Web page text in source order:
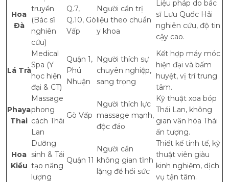
Hoa
Đà
truyền
(Bác sĩ
nghiên
cứu)
Q.7,
Q.10, Gò
Vấp
Người cần trị
liệu theo chuẩn
y khoa
Liệu pháp do bác
sĩ Lưu Quốc Hải
nghiên cứu, độ tin
cậy cao.
Lá Trà
Medical
Spa (Y
học hiện
đại & CT)
Quận 1,
Phú
Nhuận
Người thích sự
chuyên nghiệp,
sang trọng
Kết hợp máy móc
hiện đại và bấm
huyệt, vị trí trung
tâm.
Phaya
Thai
Massage
phong
cách Thái
Lan
Gò Vấp
Người thích lực
massage mạnh,
độc đáo
Kỹ thuật xoa bóp
Thái Lan, không
gian văn hóa Thái
ấn tượng.
Hoa
Kiều
Dưỡng
sinh & Tái
tạo năng
lượng
Quận 11
Người cần
không gian tĩnh
lặng để hồi sức
Thiết kế tinh tế, kỹ
thuật viên giàu
kinh nghiệm, dịch
vụ tận tâm.